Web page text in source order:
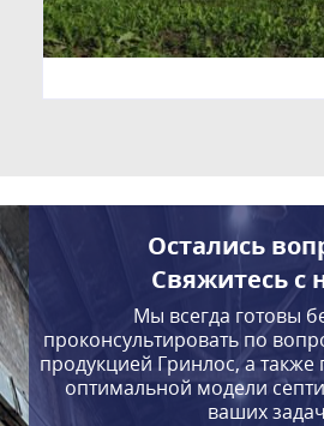
Остались
Свяжитесь с
Мы всегда готовы
проконсультировать по
продукцией Гринлос, а
оптимальной модели
ваших